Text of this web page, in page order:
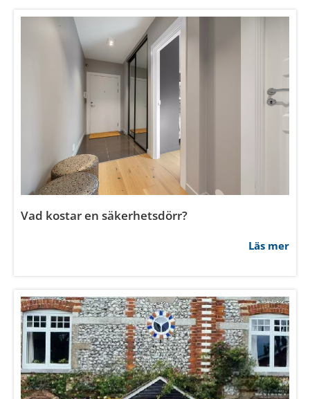
Vad krävs för att en ytterdörr skall klassificeras
som säkerhetsdörr?